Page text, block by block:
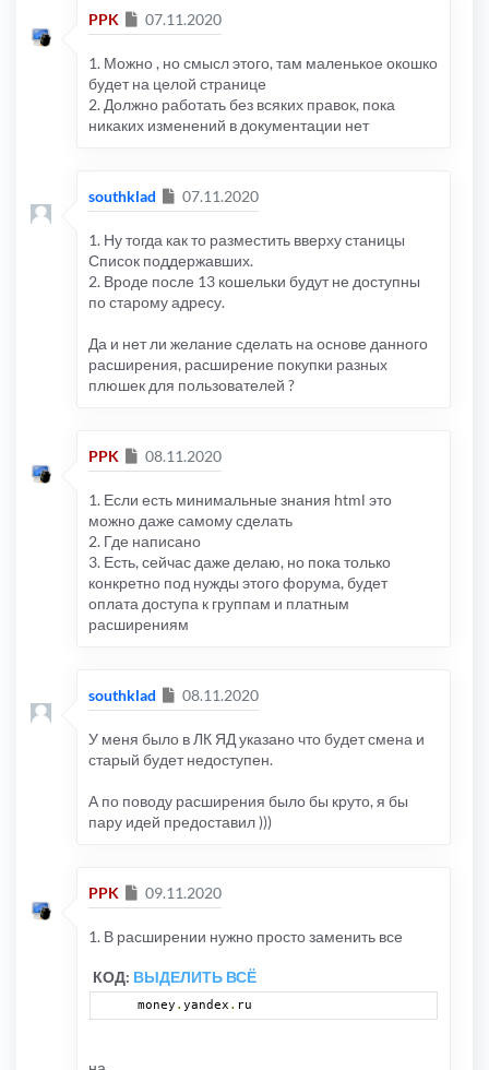
PPK Сообщение
07.11.2020
1. Можно , но смысл этого, там маленькое окошко
будет на целой странице
2. Должно работать без всяких правок, пока
никаких изменений в документации нет
southklad Сообщение
07.11.2020
1. Ну тогда как то разместить вверху станицы
Список поддержавших.
2. Вроде после 13 кошельки будут не доступны
по старому адресу.
Да и нет ли желание сделать на основе данного
расширения, расширение покупки разных
плюшек для пользователей ?
PPK Сообщение
08.11.2020
1. Если есть минимальные знания html это
можно даже самому сделать
2. Где написано
3. Есть, сейчас даже делаю, но пока только
конкретно под нужды этого форума, будет
оплата доступа к группам и платным
расширениям
southklad Сообщение
08.11.2020
У меня было в ЛК ЯД указано что будет смена и
старый будет недоступен.
А по поводу расширения было бы круто, я бы
пару идей предоставил )))
PPK Сообщение
09.11.2020
1. В расширении нужно просто заменить все
КОД: ВЫДЕЛИТЬ ВСЁ
money . yandex . ru